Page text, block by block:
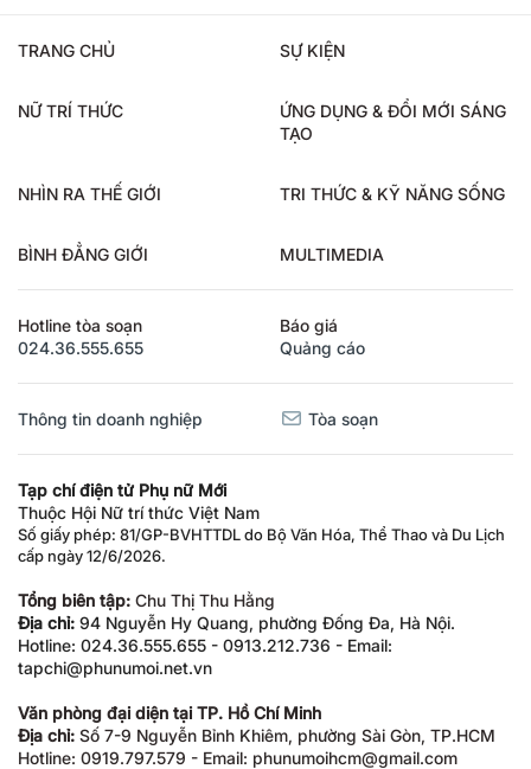
TRANG CHỦ SỰ KIỆN
NỮ TRÍ THỨC
ỨNG DỤNG & ĐỔI MỚI SÁNG
TẠO
NHÌN RA THẾ GIỚI TRI THỨC & KỸ NĂNG SỐNG
BÌNH ĐẲNG GIỚI MULTIMEDIA
Hotline tòa soạn
024.36.555.655
Báo giá
Quảng cáo
Thông tin doanh nghiệp Tòa soạn
Tạp chí điện tử Phụ nữ Mới
Thuộc Hội Nữ trí thức Việt Nam
Số giấy phép: 81/GP-BVHTTDL do Bộ Văn Hóa, Thể Thao và Du Lịch
cấp ngày 12/6/2026.
Tổng biên tập: Chu Thị Thu Hằng
Địa chỉ: 94 Nguyễn Hy Quang, phường Đống Đa, Hà Nội.
Hotline: 024.36.555.655 - 0913.212.736 - Email:
tapchi@phunumoi.net.vn
Văn phòng đại diện tại TP. Hồ Chí Minh
Địa chỉ: Số 7-9 Nguyễn Bỉnh Khiêm, phường Sài Gòn, TP.HCM
Hotline: 0919.797.579 - Email: phunumoihcm@gmail.com